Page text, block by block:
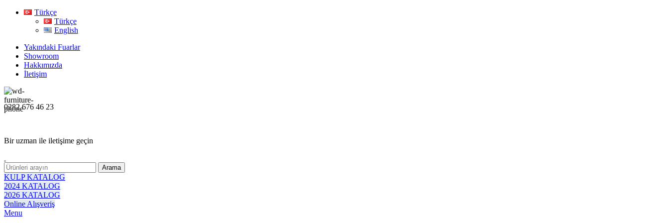
Türkçe
Türkçe
English
Yakındaki Fuarlar
Showroom
Hakkımızda
İletişim
0282 676 46 23
Bir uzman ile iletişime geçin
Arama
KULP KATALOG
2024 KATALOG
2026 KATALOG
Online Alışveriş
Menu